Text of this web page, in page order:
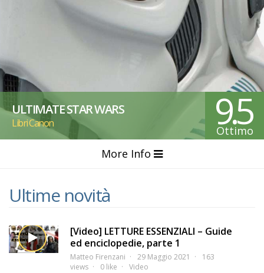
ULTIMATE STAR WARS
Libri Canon 9.5
Ottimo
More Info
Ultime novità
[Video] LETTURE ESSENZIALI – Guide
ed enciclopedie, parte 1
Matteo Firenzani 29 Maggio 2021
163
views
0 like Video